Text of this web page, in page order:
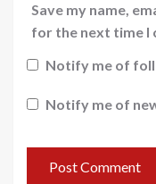
Save my name,
for the next time I
Notify me of
Notify me of